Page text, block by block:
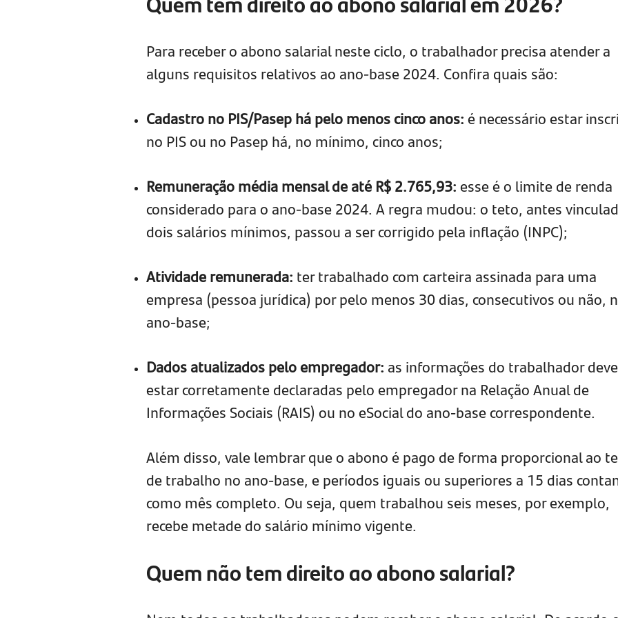
Para receber o abono salarial neste ciclo, o trabalhador precisa atender a
alguns requisitos relativos ao ano-base 2024. Confira quais são:
Cadastro no PIS/Pasep há pelo menos cinco anos:é necessário estar
no PIS ou no Pasep há, no mínimo, cinco anos;
Remuneração média mensal de até R$ 2.765,93:esse é o limite de renda
considerado para o ano-base 2024. A regra mudou: o teto, antes
dois salários mínimos, passou a ser corrigido pela inflação (INPC);
Atividade remunerada: ter trabalhado com carteira assinada para uma
empresa (pessoa jurídica) por pelo menos 30 dias, consecutivos ou não,
ano-base;
Dados atualizados pelo empregador: as informações do trabalhador
estar corretamente declaradas pelo empregador na Relação Anual de
Informações Sociais (RAIS) ou no eSocial do ano-base correspondente.
Além disso, vale lembrar que o abono é pago de forma proporcional ao
de trabalho no ano-base, e períodos iguais ou superiores a 15 dias
como mês completo. Ou seja, quem trabalhou seis meses, por exemplo,
recebe metade do salário mínimo vigente.
Quem não tem direito ao abono salarial?